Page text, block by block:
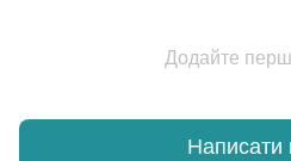
Додайте
Написати